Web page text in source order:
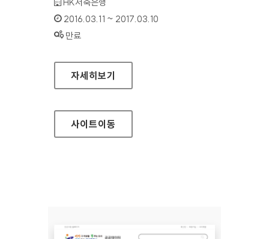
인증기간 :
2016.03.11 ~ 2017.03.10
상태 :
만료
HK저축은행 대표 홈페이지
자세히보기
사이트이동